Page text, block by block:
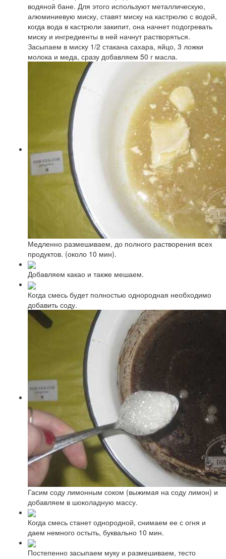
водяной бане. Для этого используют металлическую,
алюминиевую миску, ставят миску на кастрюлю с водой,
когда вода в кастрюли закипит, она начнет подогревать
миску и ингредиенты в ней начнут растворяться.
Засыпаем в миску 1/2 стакана сахара, яйцо, 3 ложки
молока и меда, сразу добавляем 50 г масла.
Медленно размешиваем, до полного растворения всех
продуктов. (около 10 мин).
Добавляем какао и также мешаем.
Когда смесь будет полностью однородная необходимо
добавить соду.
Гасим соду лимонным соком (выжимая на соду лимон) и
добавляем в шоколадную массу.
Когда смесь станет однородной, снимаем ее с огня и
даем немного остыть, буквально 10 мин.
Постепенно засыпаем муку и размешиваем, тесто